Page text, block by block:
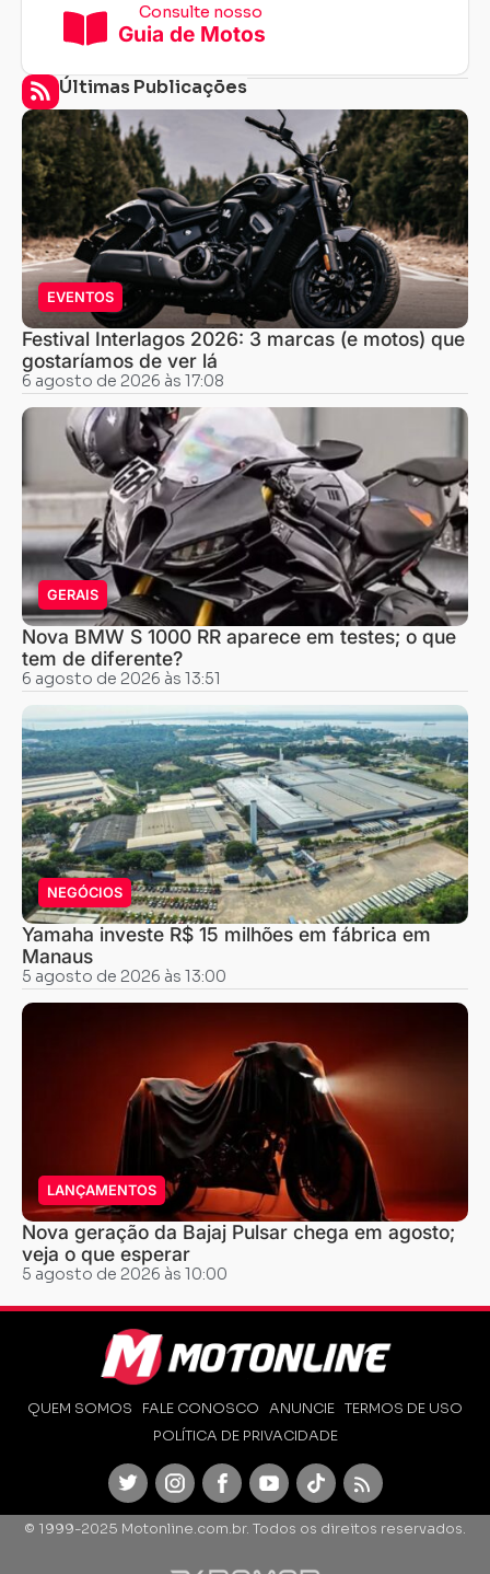
Consulte nosso
Guia de Motos
Últimas Publicações
EVENTOS
Festival Interlagos 2026: 3 marcas (e motos) que
gostaríamos de ver lá
6 agosto de 2026 às 17:08
GERAIS
Nova BMW S 1000 RR aparece em testes; o que
tem de diferente?
6 agosto de 2026 às 13:51
NEGÓCIOS
Yamaha investe R$ 15 milhões em fábrica em
Manaus
5 agosto de 2026 às 13:00
LANÇAMENTOS
Nova geração da Bajaj Pulsar chega em agosto;
veja o que esperar
5 agosto de 2026 às 10:00
QUEM SOMOS FALE CONOSCO ANUNCIE TERMOS DE USO
POLÍTICA DE PRIVACIDADE
TwitterInstagramFacebookYoutubeTikTok Feed
© 1999-2025 Motonline.com.br. Todos os direitos reservados.